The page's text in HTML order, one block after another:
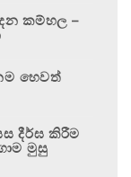
කම්හල –
හෙවත්
දීර්ඝ කිරීම
මුසු